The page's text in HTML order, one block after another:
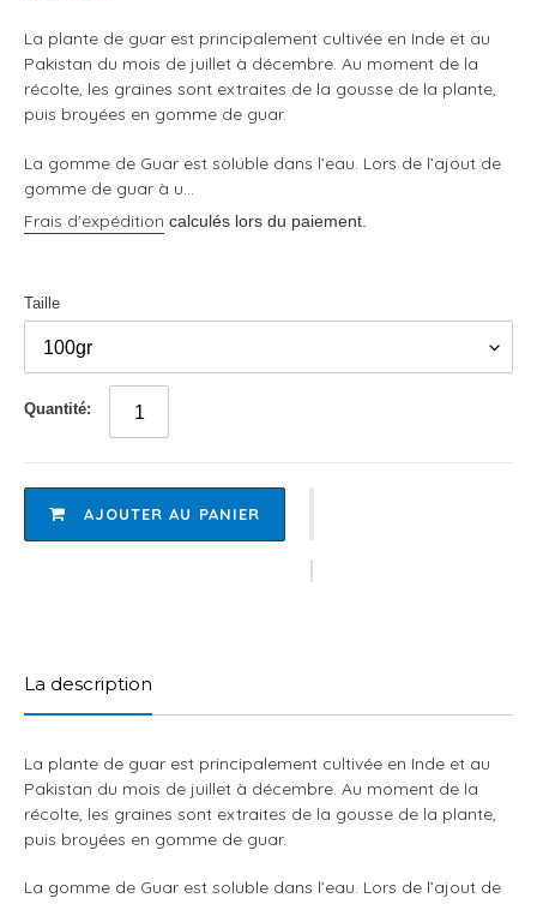
La plante de guar est principalement cultivée en Inde et au
Pakistan du mois de juillet à décembre. Au moment de la
récolte, les graines sont extraites de la gousse de la plante,
puis broyées en gomme de guar.
La gomme de Guar est soluble dans l’eau. Lors de l’ajout de
gomme de guar à u...
Frais d'expédition calculés lors du paiement.
Taille
Quantité:
AJOUTER AU PANIER
à
votre
La description
La plante de guar est principalement cultivée en Inde et au
Pakistan du mois de juillet à décembre. Au moment de la
récolte, les graines sont extraites de la gousse de la plante,
puis broyées en gomme de guar.
La gomme de Guar est soluble dans l’eau. Lors de l’ajout de